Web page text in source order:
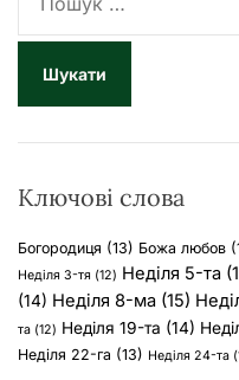
ш
к
Ключові слова
Богородиця (13) Божа любов
Неділя 3-тя (12) Неділя 5-та
(14) Неділя 8-ма (15)
та (12) Неділя 19-та (14)
Неділя 22-га (13) Неділя 24-та